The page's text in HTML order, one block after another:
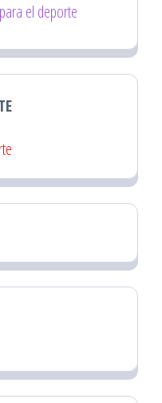
el deporte